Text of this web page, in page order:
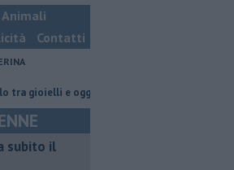
Animali
Contatti
e oggetti personalizzati
subito il